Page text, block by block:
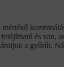
és
a gyűrűt.